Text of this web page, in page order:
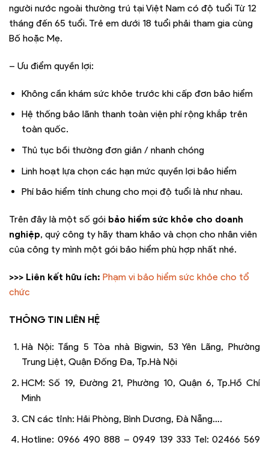
người nước ngoài thường trú tại Việt Nam có độ tuổi Từ 12
tháng đến 65 tuổi. Trẻ em dưới 18 tuổi phải tham gia cùng
Bố hoặc Mẹ.
– Ưu điểm quyền lợi:
Không cần khám sức khỏe trước khi cấp đơn bảo hiểm
Hệ thống bảo lãnh thanh toàn viện phí rộng khắp trên
toàn quốc.
Thủ tục bồi thường đơn giản / nhanh chóng
Linh hoạt lựa chọn các hạn mức quyền lợi bảo hiểm
Phí bảo hiểm tính chung cho mọi độ tuổi là như nhau.
Trên đây là một số gói bảo hiểm sức khỏe cho doanh
nghiệp, quý công ty hãy tham khảo và chọn cho nhân viên
của công ty mình một gói bảo hiểm phù hợp nhất nhé.
>>> Liên kết hữu ích: Phạm vi bảo hiểm sức khỏe cho tổ
chức
THÔNG TIN LIÊN HỆ
Hà Nội: Tầng 5 Tòa nhà Bigwin, 53 Yên Lãng, Phường
Trung Liệt, Quận Đống Đa, Tp.Hà Nội
HCM: Số 19, Đường 21, Phường 10, Quận 6, Tp.Hồ Chí
Minh
CN các tỉnh: Hải Phòng, Bình Dương, Đà Nẵng….
Hotline: 0966 490 888 – 0949 139 333 Tel: 02466 569